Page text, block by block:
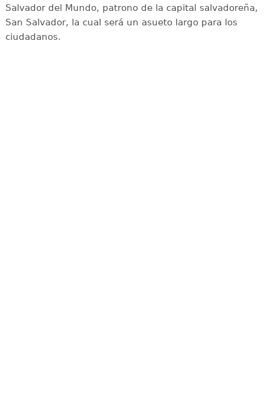
Salvador del Mundo, patrono de la capital salvadoreña,
San Salvador, la cual será un asueto largo para los
ciudadanos.